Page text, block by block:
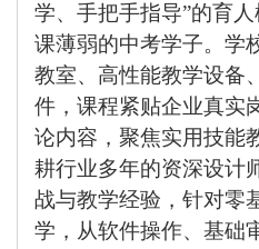
学、手把手指导”的育
课薄弱的中考学子。学
教室、高性能教学设备
件，课程紧贴企业真实
论内容，聚焦实用技能
耕行业多年的资深设计
战与教学经验，针对零
学，从软件操作、基础